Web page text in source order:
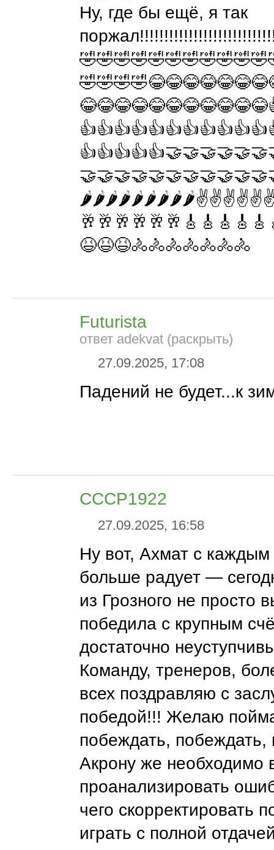
Ну, где бы ещё, я так
😆😆😆🚴🚴🚴🚴🚴🚴🚴
Futurista
ответ adekvat (раскрыть)
27.09.2025, 17:08
Падений не будет...к
CCCP1922
27.09.2025, 16:58
Ну вот, Ахмат с
больше радует —
из Грозного не просто
победила с крупным
достаточно
Команду, тренеров,
всех поздравляю с
победой!!! Желаю
побеждать, побеждать,
Акрону же необходимо
проанализировать
чего скорректировать
играть с полной